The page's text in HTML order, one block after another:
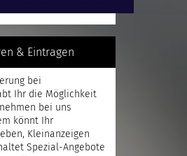
& Eintragen
bei
Ihr die Möglichkeit
bei uns
könnt Ihr
Kleinanzeigen
Spezial-Angebote